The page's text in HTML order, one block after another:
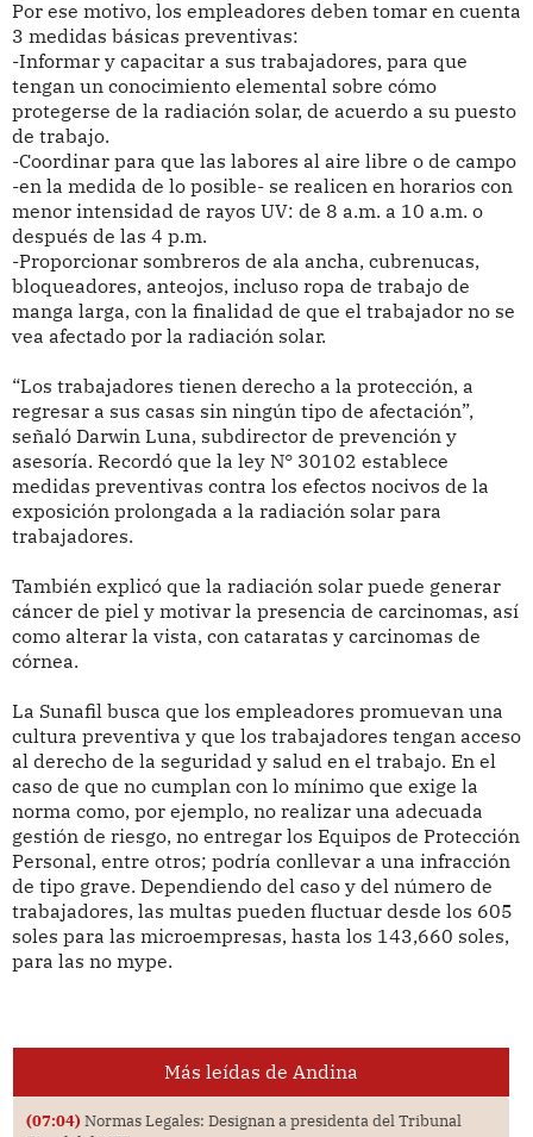
Por ese motivo, los empleadores deben tomar en cuenta
3 medidas básicas preventivas:
-Informar y capacitar a sus trabajadores, para que
tengan un conocimiento elemental sobre cómo
protegerse de la radiación solar, de acuerdo a su puesto
de trabajo.
-Coordinar para que las labores al aire libre o de campo
-en la medida de lo posible- se realicen en horarios con
menor intensidad de rayos UV: de 8 a.m. a 10 a.m. o
después de las 4 p.m.
-Proporcionar sombreros de ala ancha, cubrenucas,
bloqueadores, anteojos, incluso ropa de trabajo de
manga larga, con la finalidad de que el trabajador no se
vea afectado por la radiación solar.
“Los trabajadores tienen derecho a la protección, a
regresar a sus casas sin ningún tipo de afectación”,
señaló Darwin Luna, subdirector de prevención y
asesoría. Recordó que la ley N° 30102 establece
medidas preventivas contra los efectos nocivos de la
exposición prolongada a la radiación solar para
trabajadores.
También explicó que la radiación solar puede generar
cáncer de piel y motivar la presencia de carcinomas, así
como alterar la vista, con cataratas y carcinomas de
córnea.
La Sunafil busca que los empleadores promuevan una
cultura preventiva y que los trabajadores tengan acceso
al derecho de la seguridad y salud en el trabajo. En el
caso de que no cumplan con lo mínimo que exige la
norma como, por ejemplo, no realizar una adecuada
gestión de riesgo, no entregar los Equipos de Protección
Personal, entre otros; podría conllevar a una infracción
de tipo grave. Dependiendo del caso y del número de
trabajadores, las multas pueden fluctuar desde los 605
soles para las microempresas, hasta los 143,660 soles,
para las no mype.
Más leídas de Andina
(07:04) Normas Legales: Designan a presidenta del Tribunal